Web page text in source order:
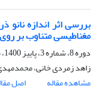
مغناطیسی متناوب بر
دوره 8، شماره 3، پاییز 1400، صفحه
زاهد زمردی خانی،
مشاهده مقاله
اصل